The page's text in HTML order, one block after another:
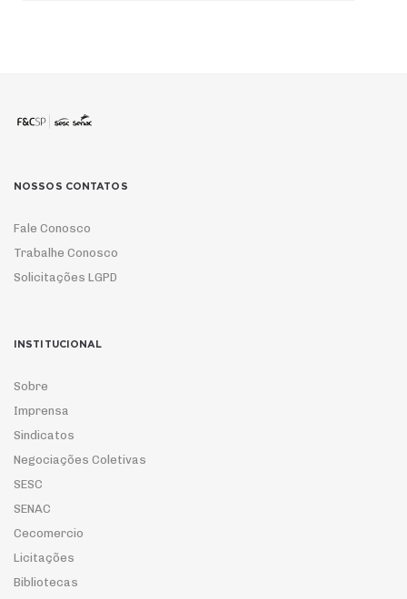
NOSSOS CONTATOS
Fale Conosco
Trabalhe Conosco
Solicitações LGPD
INSTITUCIONAL
Sobre
Imprensa
Sindicatos
Negociações Coletivas
SESC
SENAC
Cecomercio
Licitações
Bibliotecas